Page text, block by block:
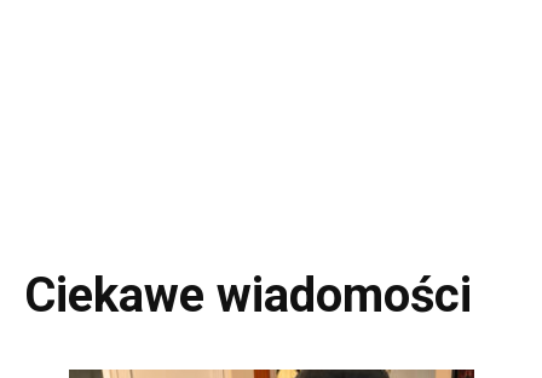
Ciekawe wiadomości